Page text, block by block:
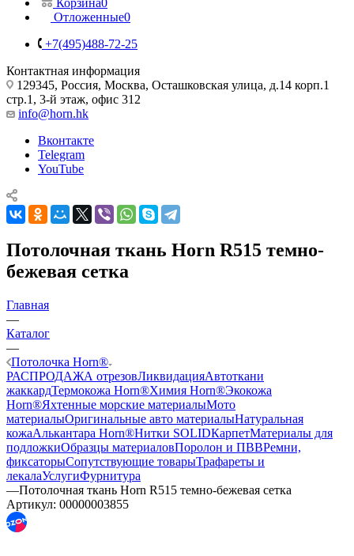
Корзина0
Отложенные0
+7(495)488-72-25
Контактная информация
129345, Россия, Москва, Осташковская улица, д.14 корп.1
стр.1, 3-й этаж, офис 312
info@horn.hk
Вконтакте
Telegram
YouTube
Потолочная ткань Horn R515 темно-
бежевая сетка
Главная
—
Каталог
—
Потолочка Horn®
РАСПРОДАЖА отрезовЛиквидацияАвтоткани
жаккардТермокожа Horn®Химия Horn®Экокожа
Horn®Яхтенные морские материалыМото
материалыОригинальные авто материалыНатуральная
кожаАлькантара Horn®Нитки SOLIDКарпетМатериалы для
подложкиОбразцы материаловПоролон и ПВВРемни,
фиксаторыСопутствующие товарыТрафареты и
лекалаУслугиФурнитура
—Потолочная ткань Horn R515 темно-бежевая сетка
Артикул: 00000003855